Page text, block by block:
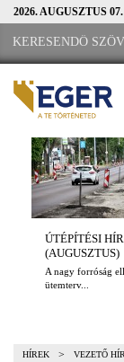
2026. AUGUSZTUS 07.
ÚTÉPÍTÉSI
(AUGUSZTUS)
A nagy forróság
ütemterv...
HÍREK > VEZETŐ